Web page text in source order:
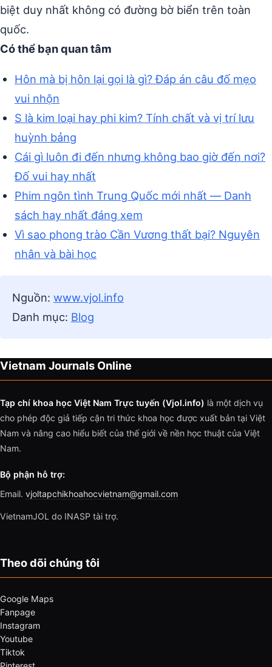
biệt duy nhất không có đường bờ biển trên toàn
quốc.
Có thể bạn quan tâm
Hôn mà bị hôn lại gọi là gì? Đáp án câu đố mẹo
vui nhộn
S là kim loại hay phi kim? Tính chất và vị trí lưu
huỳnh bảng
Cái gì luôn đi đến nhưng không bao giờ đến nơi?
Đố vui hay nhất
Phim ngôn tình Trung Quốc mới nhất — Danh
sách hay nhất đáng xem
Vì sao phong trào Cần Vương thất bại? Nguyên
nhân và bài học
Nguồn: www.vjol.info
Danh mục: Blog
Vietnam Journals Online
Tạp chí khoa học Việt Nam Trực tuyến (Vjol.info) là một dịch vụ
cho phép độc giả tiếp cận tri thức khoa học được xuất bản tại Việt
Nam và nâng cao hiểu biết của thế giới về nền học thuật của Việt
Nam.
Bộ phận hỗ trợ:
Email. vjoltapchikhoahocvietnam@gmail.com
VietnamJOL do INASP tài trợ.
Theo dõi chúng tôi
Google Maps
Fanpage
Instagram
Youtube
Tiktok